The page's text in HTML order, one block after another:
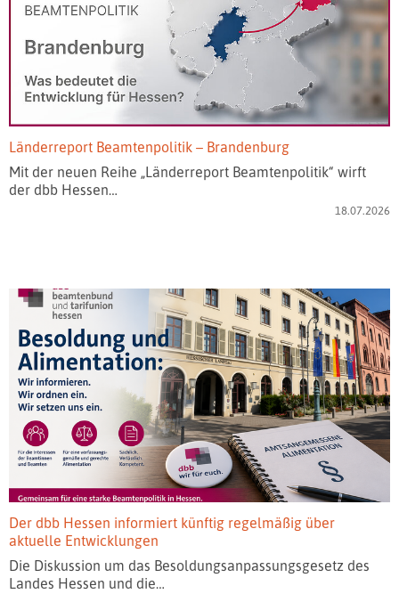
Länderreport Beamtenpolitik – Brandenburg
Mit der neuen Reihe „Länderreport Beamtenpolitik“ wirft
der dbb Hessen…
18.07.2026
Der dbb Hessen informiert künftig regelmäßig über
aktuelle Entwicklungen
Die Diskussion um das Besoldungsanpassungsgesetz des
Landes Hessen und die…